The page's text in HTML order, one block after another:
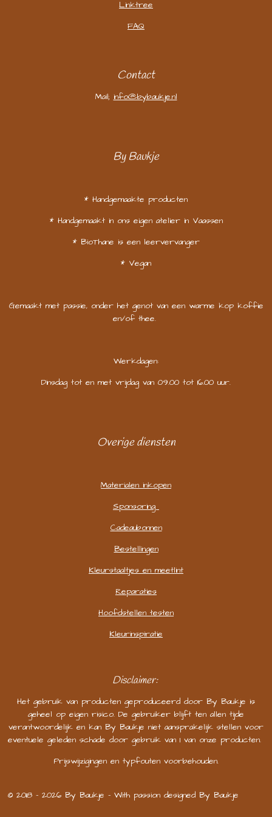
Linktree
FAQ
Contact
Mail;info@bybaukje.nl
By Baukje
* Handgemaakte producten
* Handgemaakt in ons eigen atelier in Vaassen
* BioThane is een leervervanger
* Vegan
Gemaakt met passie, onder het genot van een warme kop koffie
en/of thee.
Werkdagen:
Dinsdag tot en met vrijdag van 09.00 tot 16.00 uur.
Overige diensten
Materialen inkopen
Sponsoring
Cadeaubonnen
Bestellingen
Kleurstaaltjes en meetlint
Reparaties
Hoofdstellen testen
Kleurinspiratie
Disclaimer:
Het gebruik van producten geproduceerd door By Baukje is
geheel op eigen risico. De gebruiker blijft ten allen tijde
verantwoordelijk en kan By Baukje niet aansprakelijk stellen voor
eventuele geleden schade door gebruik van 1 van onze producten.
Prijswijzigingen en typfouten voorbehouden.
© 2018 - 2026 By Baukje - With passion designed By Baukje